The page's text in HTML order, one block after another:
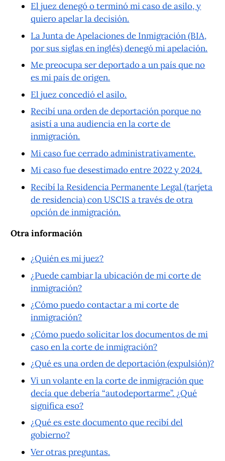
El juez denegó o terminó mi caso de asilo, y
quiero apelar la decisión.
La Junta de Apelaciones de Inmigración (BIA,
por sus siglas en inglés) denegó mi apelación.
Me preocupa ser deportado a un país que no
es mi país de origen.
El juez concedió el asilo.
Recibí una orden de deportación porque no
asistí a una audiencia en la corte de
inmigración.
Mi caso fue cerrado administrativamente.
Mi caso fue desestimado entre 2022 y 2024.
Recibí la Residencia Permanente Legal (tarjeta
de residencia) con USCIS a través de otra
opción de inmigración.
Otra información
¿Quién es mi juez?
¿Puede cambiar la ubicación de mi corte de
inmigración?
¿Cómo puedo contactar a mi corte de
inmigración?
¿Cómo puedo solicitar los documentos de mi
caso en la corte de inmigración?
¿Qué es una orden de deportación (expulsión)?
Vi un volante en la corte de inmigración que
decía que debería “autodeportarme”. ¿Qué
significa eso?
¿Qué es este documento que recibí del
gobierno?
Ver otras preguntas.